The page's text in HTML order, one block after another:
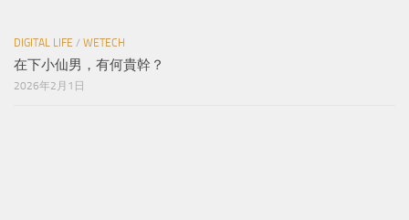
DIGITAL LIFE / WETECH
在下小仙男，有何貴幹？
2026年2月1日